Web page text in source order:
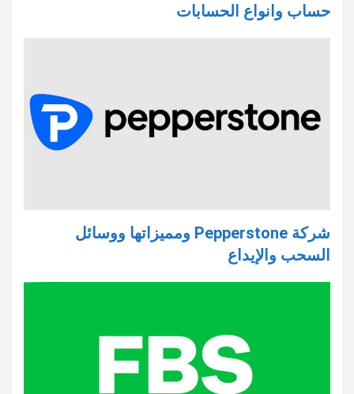
حساب وانواع الحسابات
شركة Pepperstone ومميزاتها ووسائل
السحب والإيداع